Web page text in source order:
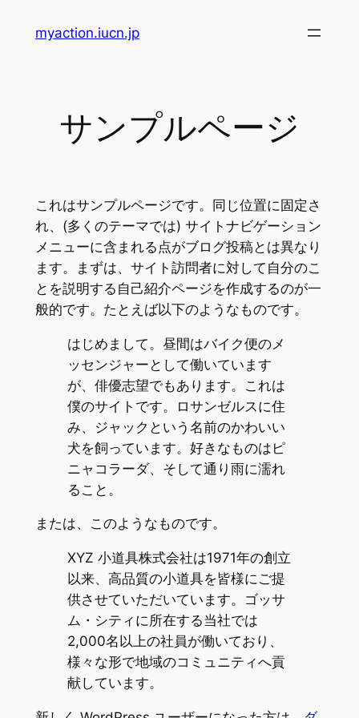
myaction.iucn.jp
サンプルページ
これはサンプルページです。同じ位置に固定さ
れ、(多くのテーマでは) サイトナビゲーション
メニューに含まれる点がブログ投稿とは異なり
ます。まずは、サイト訪問者に対して自分のこ
とを説明する自己紹介ページを作成するのが一
般的です。たとえば以下のようなものです。
はじめまして。昼間はバイク便のメ
ッセンジャーとして働いています
が、俳優志望でもあります。これは
僕のサイトです。ロサンゼルスに住
み、ジャックという名前のかわいい
犬を飼っています。好きなものはピ
ニャコラーダ、そして通り雨に濡れ
ること。
または、このようなものです。
XYZ 小道具株式会社は1971年の創立
以来、高品質の小道具を皆様にご提
供させていただいています。ゴッサ
ム・シティに所在する当社では
2,000名以上の社員が働いており、
様々な形で地域のコミュニティへ貢
献しています。